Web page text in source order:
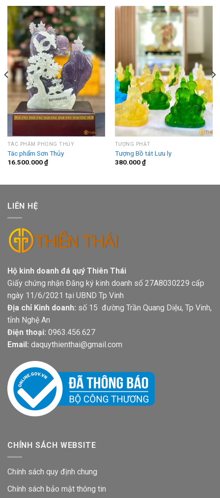
TÁC PHẨM PHONG THỦY
Tác phẩm Sơn Thủy
16.500.000₫
TƯỢNG PHẬT
Tượng Bồ tát Lưu ly
380.000₫
LIÊN HỆ
Hộ kinh doanh đá quý Thiên Thái
Giấy chứng nhận Đăng ký kinh doanh số 27A8030229 cấp
ngày 11/6/2021 tại UBND Tp Vinh
Địa chỉ Kinh doanh: số 15 đường Trần Quang Diệu, Tp Vinh,
tỉnh Nghệ An
Điện thoại: 0963.456.627
Email: daquythienthai@gmail.com
CHÍNH SÁCH WEBSITE
Chính sách quy định chung
Chính sách bảo mật thông tin